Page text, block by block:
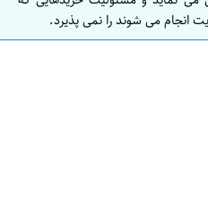
انجام می شوند را نمی پذیرد.